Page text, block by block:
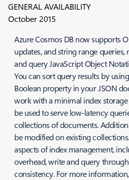
GENERAL AVAILABILITY
October 2015
Azure Cosmos DB now supports
updates, and string range
and query JavaScript Object
You can sort query results by
Boolean property in your JSON
work with a minimal index
be used to serve low-latency
collections of documents.
be modified on existing
aspects of index management,
overhead, write and query
consistency. For more